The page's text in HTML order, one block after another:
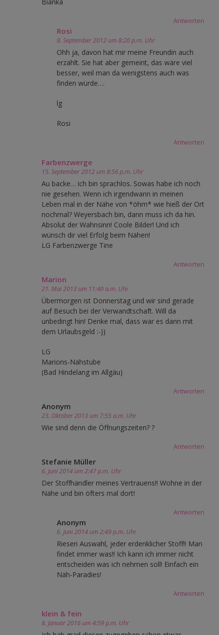
Antworten
Rosi
8. September 2012 um 8:20 p.m. Uhr
Ohh ja, davon hat mir meine Freundin auch
erzählt. Sie hat aber gemeint, das wäre viel
besser, weil man da wenigstens auch was
finden würde….
lg
Rosi
Antworten
Farbenzwerge
15. September 2012 um 8:56 p.m. Uhr
Au backe… ich bin sprachlos. Sowas habe ich noch
nie gesehen. Wenn ich irgendwann in meinen
Leben mal in der Nähe von *öhm* wie hieß der Ort
nochmal? Weyersbach bin, dann muss ich da hin.
Absolut der Wahnsinn! Coole Bilder! Und ich
wünsch dir viel Erfolg beim Nähen!
LG Farbenzwerge Tine
Antworten
Marion
21. Mai 2013 um 11:40 a.m. Uhr
Übermorgen ist Donnerstag und wir sind gerade
auf Besuch bei der Verwandtschaft. Will da
unbedingt hin! Denke mal, dass war es dann mit
dem Urlaubsgeld :-))
LG
Marions-Nähstube
(Bad Hindelang im Allgäu)
Antworten
Anonym
23. Oktober 2013 um 7:55 a.m. Uhr
Wie sind denn die Öffnungszeiten? ?
Antworten
Stefanie Müller
6. Juni 2014 um 2:47 p.m. Uhr
Der Stoffhändler meines Vertrauens!! Wohne in der
Nähe und bin öfters mal dort!
Antworten
Anonym
6. Juni 2014 um 2:49 p.m. Uhr
Riesen Auswahl, jeder erdenklicher Stoff!! Man
findet immer was!! Ich kann ich immer nicht
entscheiden was ich nehmen soll! Einfach ein
Näh-Paradies!
Antworten
klein & fein
8. Januar 2016 um 4:59 p.m. Uhr